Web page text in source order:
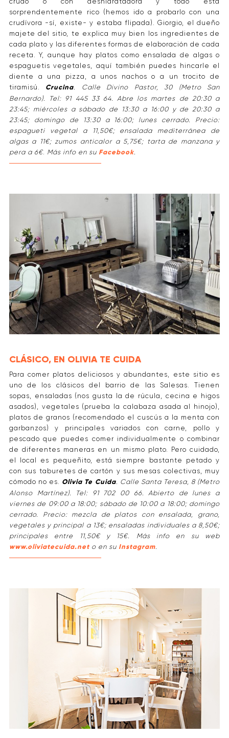
sorprendentemente rico (hemos ido a probarlo con una
crudívora -sí, existe- y estaba flipada). Giorgio, el dueño
majete del sitio, te explica muy bien los ingredientes de
cada plato y las diferentes formas de elaboración de cada
receta. Y, aunque hay platos como ensalada de algas o
espaguetis vegetales, aquí también puedes hincarle el
diente a una pizza, a unos nachos o a un trocito de
tiramisú. Crucina. Calle Divino Pastor, 30 (Metro San
Bernardo). Tel: 91 445 33 64. Abre los martes de 20:30 a
23:45; miércoles a sábado de 13:30 a 16:00 y de 20:30 a
23:45; domingo de 13:30 a 16:00; lunes cerrado. Precio:
espagueti vegetal a 11,50€; ensalada mediterránea de
algas a 11€; zumos anticalor a 5,75€; tarta de manzana y
pera a 6€. Más info en su Facebook.
CLÁSICO, EN OLIVIA TE CUIDA
Para comer platos deliciosos y abundantes, este sitio es
uno de los clásicos del barrio de las Salesas. Tienen
sopas, ensaladas (nos gusta la de rúcula, cecina e higos
asados), vegetales (prueba la calabaza asada al hinojo),
platos de granos (recomendado el cuscús a la menta con
garbanzos) y principales variados con carne, pollo y
pescado que puedes comer individualmente o combinar
de diferentes maneras en un mismo plato. Pero cuidado,
el local es pequeñito, está siempre bastante petado y
con sus taburetes de cartón y sus mesas colectivas, muy
cómodo no es. Olivia Te Cuida. Calle Santa Teresa, 8 (Metro
Alonso Martínez). Tel: 91 702 00 66. Abierto de lunes a
viernes de 09:00 a 18:00; sábado de 10:00 a 18:00; domingo
cerrado. Precio: mezcla de platos con ensalada, grano,
vegetales y principal a 13€; ensaladas individuales a 8,50€;
principales entre 11,50€ y 15€. Más info en su web
www.oliviatecuida.neto en su Instagram.